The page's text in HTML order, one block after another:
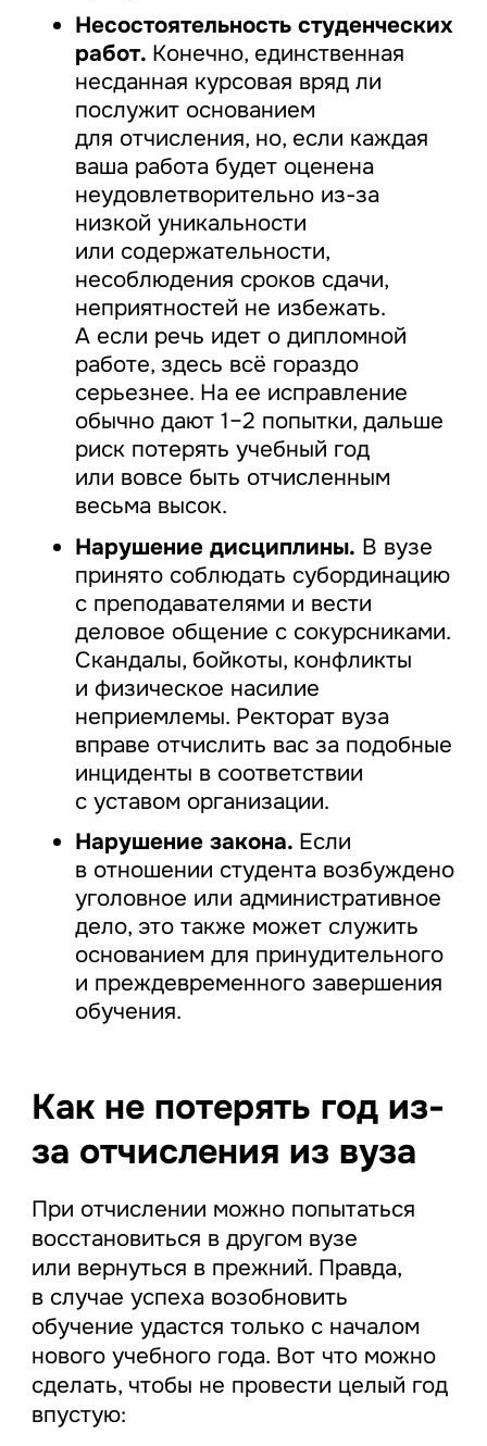
Несостоятельность студенческих
работ. Конечно, единственная
несданная курсовая вряд ли
послужит основанием
для отчисления, но, если каждая
ваша работа будет оценена
неудовлетворительно из-за
низкой уникальности
или содержательности,
несоблюдения сроков сдачи,
неприятностей не избежать.
А если речь идет о дипломной
работе, здесь всё гораздо
серьезнее. На ее исправление
обычно дают 1–2 попытки, дальше
риск потерять учебный год
или вовсе быть отчисленным
весьма высок.
Нарушение дисциплины. В вузе
принято соблюдать субординацию
с преподавателями и вести
деловое общение с сокурсниками.
Скандалы, бойкоты, конфликты
и физическое насилие
неприемлемы. Ректорат вуза
вправе отчислить вас за подобные
инциденты в соответствии
с уставом организации.
Нарушение закона. Если
в отношении студента возбуждено
уголовное или административное
дело, это также может служить
основанием для принудительного
и преждевременного завершения
обучения.
Как не потерять год из-
за отчисления из вуза
При отчислении можно попытаться
восстановиться в другом вузе
или вернуться в прежний. Правда,
в случае успеха возобновить
обучение удастся только с началом
нового учебного года. Вот что можно
сделать, чтобы не провести целый год
впустую: